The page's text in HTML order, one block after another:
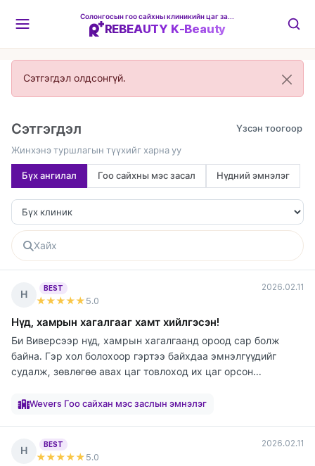
REBEAUTY K-Beauty
Сэтгэгдэл олдсонгүй.
Сэтгэгдэл
Жинхэнэ туршлагын түүхийг харна уу
Бүх ангилал Гоо сайхны мэс засал Нүдний эмнэлэг
Н
BEST
★★★★★ 5.0
2026.02.11
Нүд, хамрын хагалгааг хамт хийлгэсэн!
Би Виверсээр нүд, хамрын хагалгаанд ороод сар болж
байна. Гэр хол болохоор гэртээ байхдаа эмнэлгүүдийг
судалж, зөвлөгөө авах цаг товлоход их цаг орсон...
Wevers Гоо сайхан мэс заслын эмнэлэг
Н
BEST
★★★★★ 5.0
2026.02.11